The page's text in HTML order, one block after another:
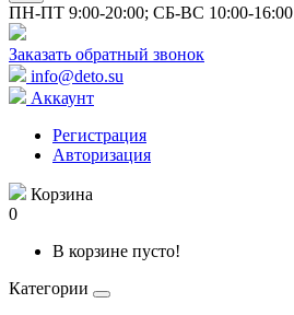
ПН-ПТ 9:00-20:00; СБ-ВС 10:00-16:00
Заказать обратный звонок
info@deto.su
Аккаунт
Регистрация
Авторизация
Корзина
0
В корзине пусто!
Категории